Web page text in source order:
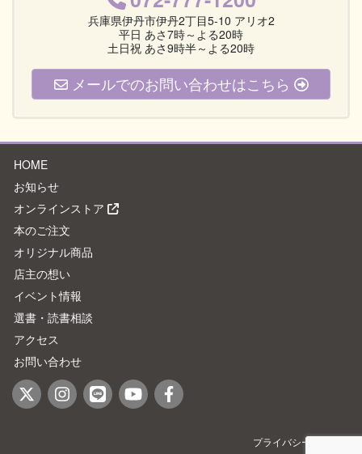
兵庫県伊丹市伊丹2丁目5-10 アリオ2
平日 あさ7時～よる20時
土日祝 あさ9時半～よる20時
メールでのお問い合わせはこちら
HOME
お知らせ
オンラインストア
本のご注文
オリジナル商品
店主の想い
イベント情報
選書・読書相談
アクセス
お問い合わせ
プライバシーポリシー